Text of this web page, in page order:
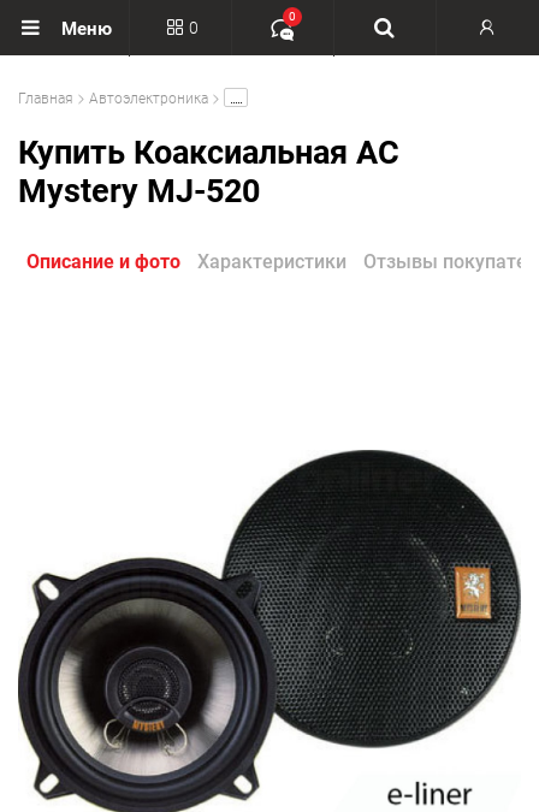
Меню 0
0
Главная Автоэлектроника
Купить Коаксиальная АС
Mystery MJ-520
Описание и фото Характеристики Отзывы